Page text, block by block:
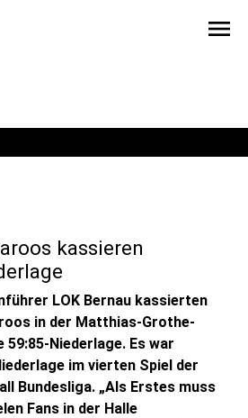
menu
kassieren
LOK Bernau kassierten
in der Matthias-Grothe-
59:85-Niederlage. Es war
im vierten Spiel der
Bundesliga. „Als Erstes muss
Fans in der Halle